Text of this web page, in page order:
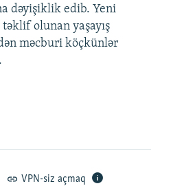
360p 480p
480p
720p
dəyişiklik edib. Yeni
olunan yaşayış
məcburi köçkünlər
VPN-siz açmaq